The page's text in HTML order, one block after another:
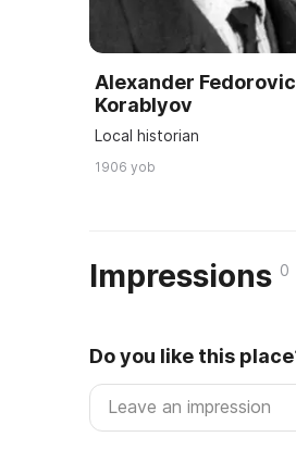
Alexander
Korablyov
Local historian
1906 yob
Impressions 0
Do you like this